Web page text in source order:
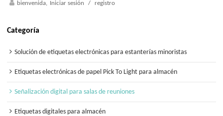
bienvenida, Iniciar sesión / registro
Categoría
Solución de etiquetas electrónicas para estanterías minoristas
Etiquetas electrónicas de papel Pick To Light para almacén
Señalización digital para salas de reuniones
Etiquetas digitales para almacén